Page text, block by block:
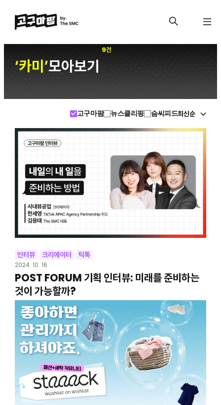
‘카미’모아보기
9건
고구마팜 뉴스클리핑 슴씨피드최신순
인터뷰 크리에이터 틱톡
2024. 10. 16
POST FORUM 기획 인터뷰: 미래를 준비하는
것이 가능할까?